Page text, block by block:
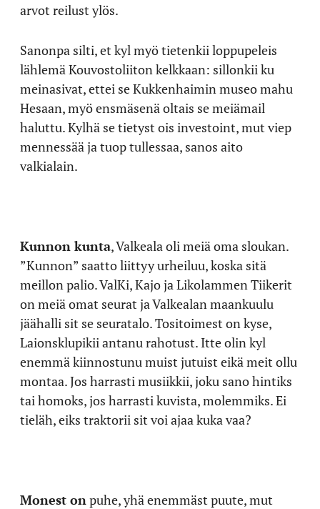
arvot reilust ylös.
Sanonpa silti, et kyl myö tietenkii loppupeleis
lählemä Kouvostoliiton kelkkaan: sillonkii ku
meinasivat, ettei se Kukkenhaimin museo mahu
Hesaan, myö ensmäsenä oltais se meiämail
haluttu. Kylhä se tietyst ois investoint, mut viep
mennessää ja tuop tullessaa, sanos aito
valkialain.
Kunnon kunta, Valkeala oli meiä oma sloukan.
”Kunnon” saatto liittyy urheiluu, koska sitä
meillon palio. ValKi, Kajo ja Likolammen Tiikerit
on meiä omat seurat ja Valkealan maankuulu
jäähalli sit se seuratalo. Tositoimest on kyse,
Laionsklupikii antanu rahotust. Itte olin kyl
enemmä kiinnostunu muist jutuist eikä meit ollu
montaa. Jos harrasti musiikkii, joku sano hintiks
tai homoks, jos harrasti kuvista, molemmiks. Ei
tieläh, eiks traktorii sit voi ajaa kuka vaa?
Monest on puhe, yhä enemmäst puute, mut